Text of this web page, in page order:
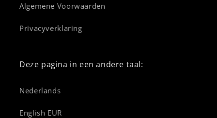
Algemene Voorwaarden
Privacyverklaring
Deze pagina in een andere taal:
Nederlands
English EUR